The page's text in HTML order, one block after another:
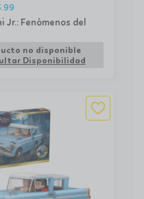
Jr.: Fenómenos del
no disponible
Disponibilidad